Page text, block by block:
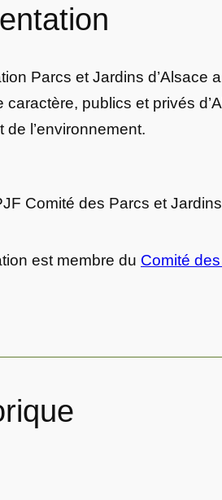
Parcs et Jardins
caractère, publics et privés
de l’environnement.
est membre du Comité